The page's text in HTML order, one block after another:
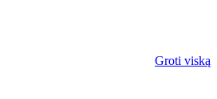
Groti viską